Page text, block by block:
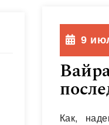
9
Как,